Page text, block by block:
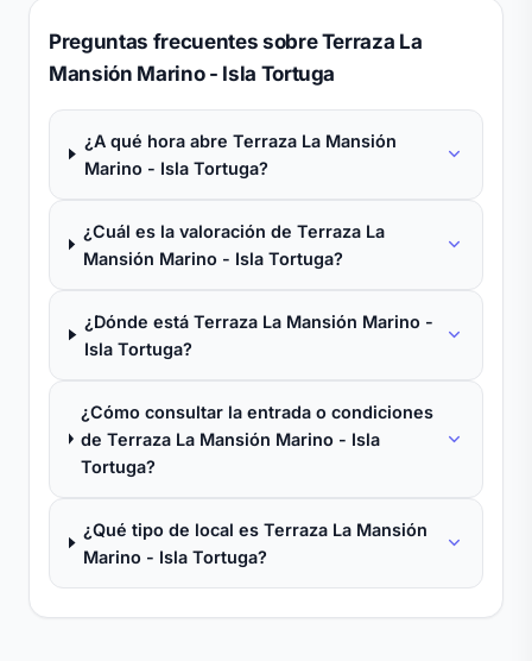
Preguntas frecuentes sobre Terraza La
Mansión Marino - Isla Tortuga
¿A qué hora abre Terraza La Mansión
Marino - Isla Tortuga?
¿Cuál es la valoración de Terraza La
Mansión Marino - Isla Tortuga?
¿Dónde está Terraza La Mansión Marino -
Isla Tortuga?
¿Cómo consultar la entrada o condiciones
de Terraza La Mansión Marino - Isla
Tortuga?
¿Qué tipo de local es Terraza La Mansión
Marino - Isla Tortuga?